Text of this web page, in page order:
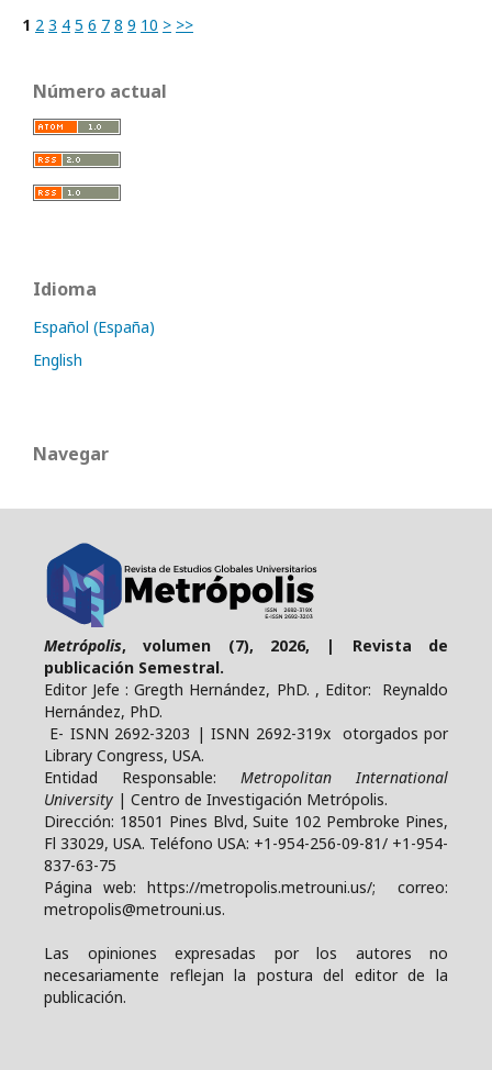
1 2 3 4 5 6 7 8 9 10 > >>
Número actual
Idioma
Español (España)
English
Navegar
Metrópolis, volumen (7), 2026, | Revista de
publicación Semestral.
Editor Jefe : Gregth Hernández, PhD. , Editor: Reynaldo
Hernández, PhD.
E- ISNN 2692-3203 | ISNN 2692-319x otorgados por
Library Congress, USA.
Entidad Responsable: Metropolitan International
University | Centro de Investigación Metrópolis.
Dirección: 18501 Pines Blvd, Suite 102 Pembroke Pines,
Fl 33029, USA. Teléfono USA: +1-954-256-09-81/ +1-954-
837-63-75
Página web: https://metropolis.metrouni.us/; correo:
metropolis@metrouni.us.
Las opiniones expresadas por los autores no
necesariamente reflejan la postura del editor de la
publicación.